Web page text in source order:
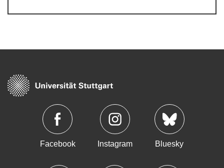
Facebook Instagram Bluesky